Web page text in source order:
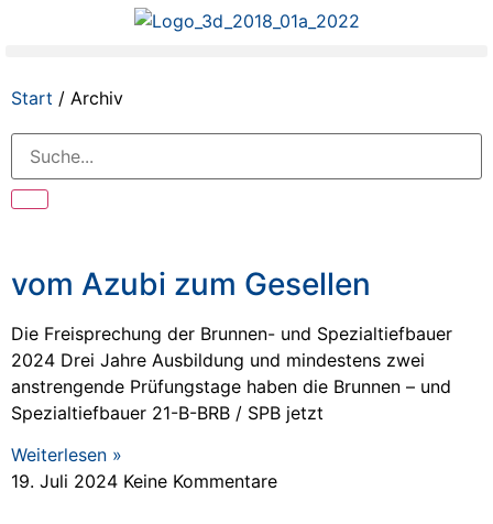
Start / Archiv
vom Azubi zum Gesellen
Die Freisprechung der Brunnen- und Spezialtiefbauer
2024 Drei Jahre Ausbildung und mindestens zwei
anstrengende Prüfungstage haben die Brunnen – und
Spezialtiefbauer 21-B-BRB / SPB jetzt
Weiterlesen »
19. Juli 2024 Keine Kommentare